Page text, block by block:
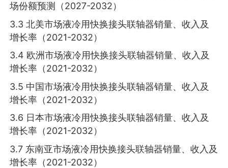
场份额预测（2027-2032）
3.3 北美市场液冷用快换接头联轴器销量、收入及
增长率（2021-2032）
3.4 欧洲市场液冷用快换接头联轴器销量、收入及
增长率（2021-2032）
3.5 中国市场液冷用快换接头联轴器销量、收入及
增长率（2021-2032）
3.6 日本市场液冷用快换接头联轴器销量、收入及
增长率（2021-2032）
3.7 东南亚市场液冷用快换接头联轴器销量、收入及
增长率（2021-2032）